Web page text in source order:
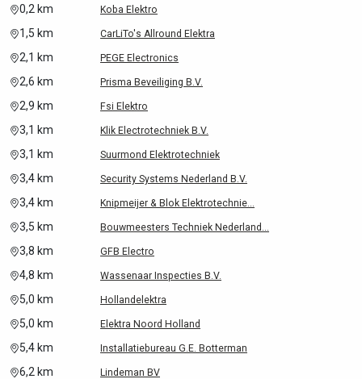
0,2 km Koba Elektro
1,5 km CarLiTo's Allround Elektra
2,1 km PEGE Electronics
2,6 km Prisma Beveiliging B.V.
2,9 km Fsi Elektro
3,1 km Klik Electrotechniek B.V.
3,1 km Suurmond Elektrotechniek
3,4 km Security Systems Nederland B.V.
3,4 km Knipmeijer & Blok Elektrotechnie...
3,5 km Bouwmeesters Techniek Nederland...
3,8 km GFB Electro
4,8 km Wassenaar Inspecties B.V.
5,0 km Hollandelektra
5,0 km Elektra Noord Holland
5,4 km Installatiebureau G.E. Botterman
6,2 km Lindeman BV